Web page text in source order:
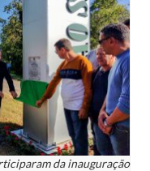
da inauguração